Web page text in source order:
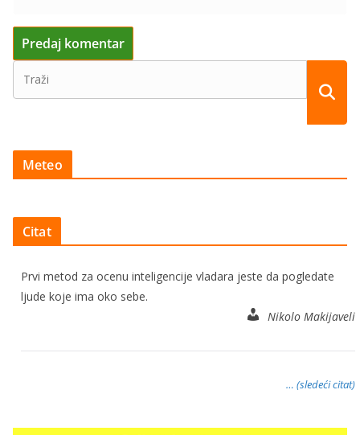
Meteo
Citat
Prvi metod za ocenu inteligencije vladara jeste da pogledate
ljude koje ima oko sebe.
Nikolo Makijaveli
… (sledeći citat)